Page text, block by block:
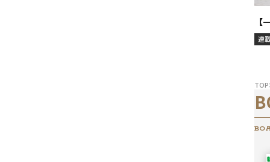
連
TOP